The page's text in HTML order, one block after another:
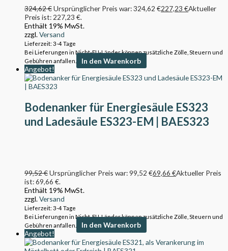
324,62€Ursprünglicher Preis war: 324,62 €227,23 €Aktueller
Preis ist: 227,23 €.
Enthält 19% MwSt.
zzgl.Versand
Lieferzeit: 3-4 Tage
Bei Lieferungen in Nicht-EU-Länder können zusätzliche Zölle, Steuern und
Gebühren anfallen.
In den Warenkorb
Angebot!
Bodenanker für Energiesäule ES323
und Ladesäule ES323-EM | BAES323
99,52€Ursprünglicher Preis war: 99,52 €69,66 €Aktueller Preis
ist: 69,66 €.
Enthält 19% MwSt.
zzgl.Versand
Lieferzeit: 3-4 Tage
Bei Lieferungen in Nicht-EU-Länder können zusätzliche Zölle, Steuern und
Gebühren anfallen.
In den Warenkorb
Angebot!